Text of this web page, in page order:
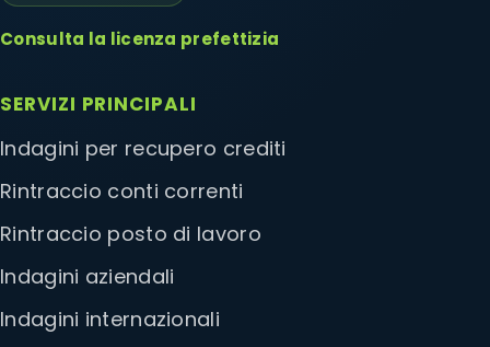
Consulta la licenza prefettizia
SERVIZI PRINCIPALI
Indagini per recupero crediti
Rintraccio conti correnti
Rintraccio posto di lavoro
Indagini aziendali
Indagini internazionali